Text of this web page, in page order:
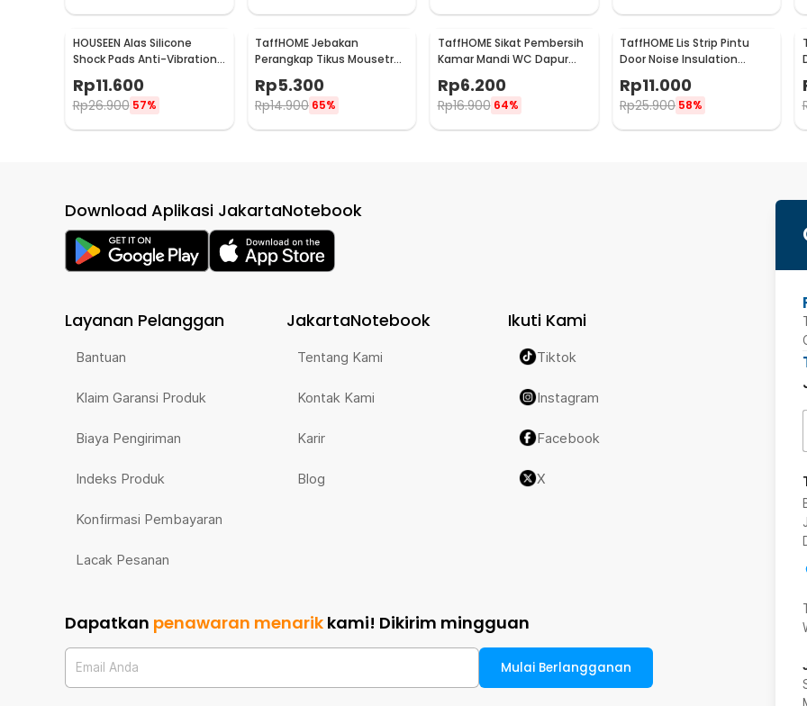
HOUSEEN Alas Silicone
Shock Pads Anti-Vibration
Mats 4 PCS - NY522
Rp11.600
Rp26.900 57%
TaffHOME Jebakan
Perangkap Tikus Mousetrap
Sensitive - ZL-2021
Rp5.300
Rp14.900 65%
TaffHOME Sikat Pembersih
Kamar Mandi WC Dapur
Sponge Brush - 8211
Rp6.200
Rp16.900 64%
TaffHOME Lis Strip Pintu
Door Noise Insulation
Dusting Tape
5Mx9mmx9mm - KK-061
Rp11.000
Rp25.900 58%
Download Aplikasi JakartaNotebook
Layanan Pelanggan
Bantuan
Klaim Garansi Produk
Biaya Pengiriman
Indeks Produk
Konfirmasi Pembayaran
Lacak Pesanan
JakartaNotebook
Tentang Kami
Kontak Kami
Karir
Blog
Ikuti Kami
Tiktok
Instagram
Facebook
X
Dapatkan penawaran menarik kami! Dikirim mingguan
Email Anda Mulai Berlangganan